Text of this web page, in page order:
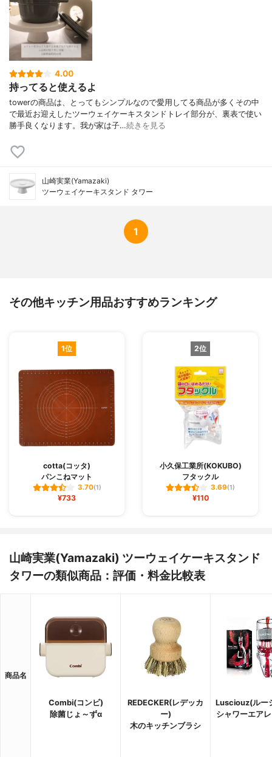
4.00
持ってると使えるよ
towerの商品は、とってもシンプルなので愛用してる商品が多くその中
で最近お迎えしたツーウェイケーキスタンドトレイ部分が、裏表で使い
勝手良くなります。我が家は子…続きを見る
山崎実業(Yamazaki)
ツーウェイケーキスタンド タワー
1
その他キッチン用品おすすめランキング
1位
cotta(コッタ)
パンこねマット
3.70(1)
¥733
2位
小久保工業所(KOKUBO)
フタックル
3.69(1)
¥110
山崎実業(Yamazaki) ツーウェイケーキスタンド
タワーの類似商品：評価・料金比較表
商品名
Combi(コンビ)
除菌じょ～ずα
REDECKER(レデッカ
ー)
木のキッチンブラシ
Lusciouz(ルー
シャワーエア